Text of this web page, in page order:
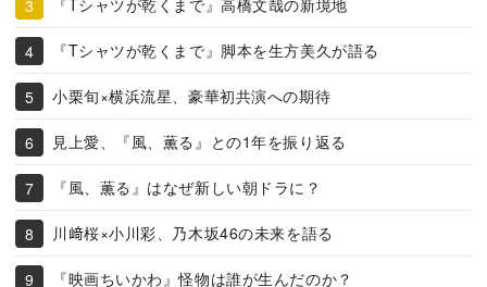
『Tシャツが乾くまで』高橋文哉の新境地
『Tシャツが乾くまで』脚本を生方美久が語る
小栗旬×横浜流星、豪華初共演への期待
見上愛、『風、薫る』との1年を振り返る
『風、薫る』はなぜ新しい朝ドラに？
川﨑桜×小川彩、乃木坂46の未来を語る
『映画ちいかわ』怪物は誰が生んだのか？